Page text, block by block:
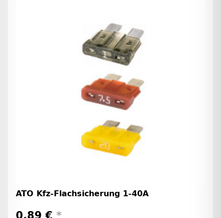
ATO Kfz-Flachsicherung 1-40A
0,89 € *